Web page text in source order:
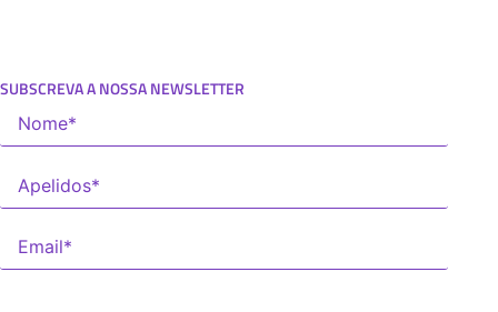
SUBSCREVA A NOSSA NEWSLETTER